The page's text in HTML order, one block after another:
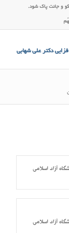
و جانت پاک شود.
آزاد اسلامی
آزاد اسلامی